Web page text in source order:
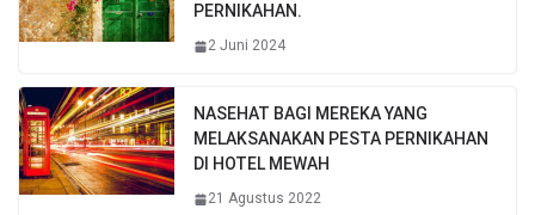
PERNIKAHAN.
2 Juni 2024
NASEHAT BAGI MEREKA YANG
MELAKSANAKAN PESTA PERNIKAHAN
DI HOTEL MEWAH
21 Agustus 2022